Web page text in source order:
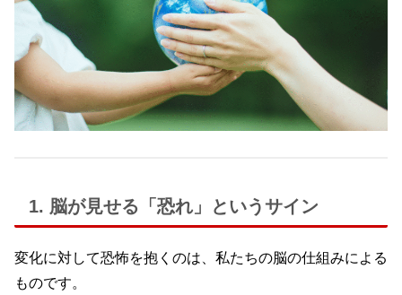
1. 脳が見せる「恐れ」というサイン
変化に対して恐怖を抱くのは、私たちの脳の仕組みによる
ものです。